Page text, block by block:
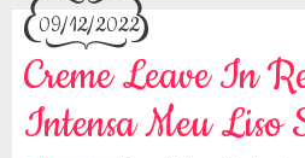
09/12/2022
Creme Leave In
Intensa Meu Liso